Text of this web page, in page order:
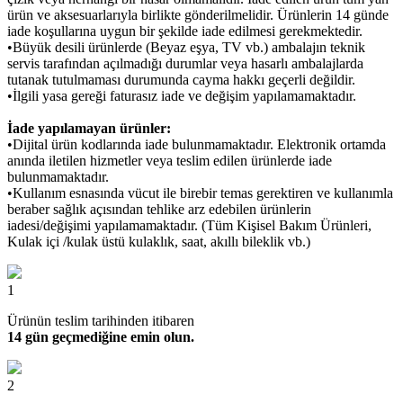
ürün ve aksesuarlarıyla birlikte gönderilmelidir. Ürünlerin 14 günde
iade koşullarına uygun bir şekilde iade edilmesi gerekmektedir.
•Büyük desili ürünlerde (Beyaz eşya, TV vb.) ambalajın teknik
servis tarafından açılmadığı durumlar veya hasarlı ambalajlarda
tutanak tutulmaması durumunda cayma hakkı geçerli değildir.
•İlgili yasa gereği faturasız iade ve değişim yapılamamaktadır.
İade yapılamayan ürünler:
•Dijital ürün kodlarında iade bulunmamaktadır. Elektronik ortamda
anında iletilen hizmetler veya teslim edilen ürünlerde iade
bulunmamaktadır.
•Kullanım esnasında vücut ile birebir temas gerektiren ve kullanımla
beraber sağlık açısından tehlike arz edebilen ürünlerin
iadesi/değişimi yapılamamaktadır. (Tüm Kişisel Bakım Ürünleri,
Kulak içi /kulak üstü kulaklık, saat, akıllı bileklik vb.)
1
Ürünün teslim tarihinden itibaren
14 gün geçmediğine emin olun.
2